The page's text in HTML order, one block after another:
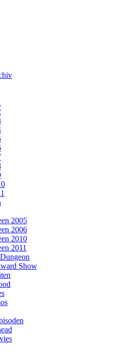
2005
2006
2010
2011
Show